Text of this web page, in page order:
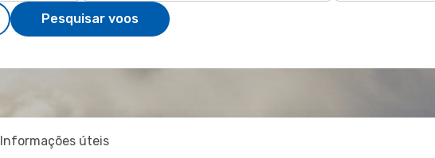
Pesquisar voos
Informações úteis